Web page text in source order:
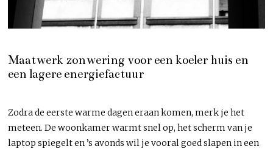
Maatwerk zonwering voor een koeler huis en
een lagere energiefactuur
Zodra de eerste warme dagen eraan komen, merk je het
meteen. De woonkamer warmt snel op, het scherm van je
laptop spiegelt en ’s avonds wil je vooral goed slapen in een